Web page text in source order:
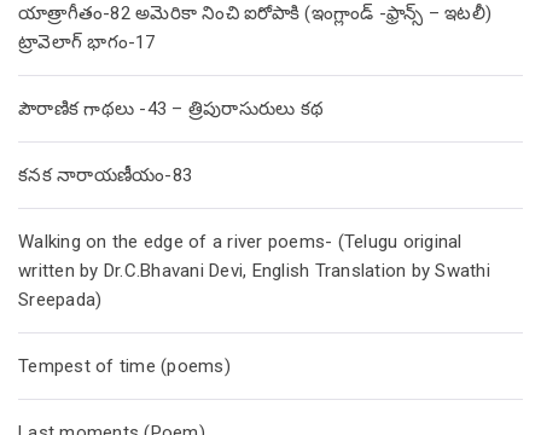
యాత్రాగీతం-82 అమెరికా నించి ఐరోపాకి (ఇంగ్లాండ్ -ఫ్రాన్స్ – ఇటలీ)
ట్రావెలాగ్ భాగం-17
పౌరాణిక గాథలు -43 – త్రిపురాసురులు కథ
కనక నారాయణీయం-83
Walking on the edge of a river poems- (Telugu original
written by Dr.C.Bhavani Devi, English Translation by Swathi
Sreepada)
Tempest of time (poems)